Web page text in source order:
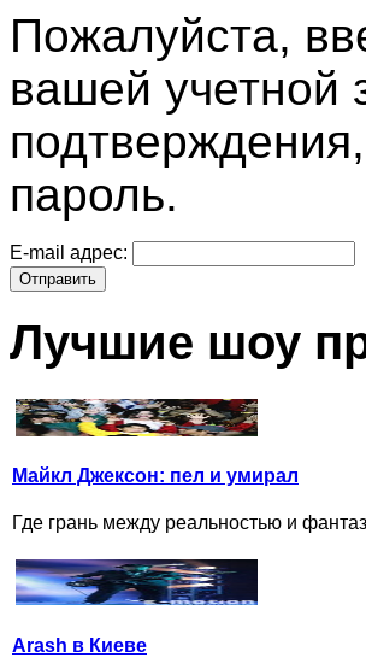
Пожалуйста,
вашей учетной
пароль.
E-mail адрес:
Отправить
Лучшие шоу
Майкл Джексон: пел и умирал
Где грань между реальностью и
Arash в Киеве